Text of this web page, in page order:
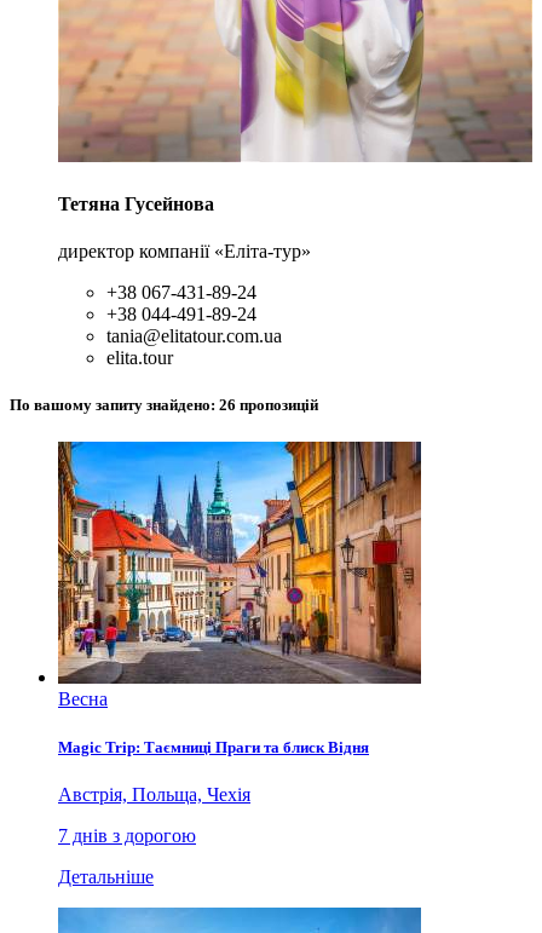
Тетяна Гусейнова
директор компанії «Еліта-тур»
+38 067-431-89-24
+38 044-491-89-24
tania@elitatour.com.ua
elita.tour
По вашому запиту знайдено: 26 пропозицій
Весна
Magic Trip: Таємниці Праги та блиск Відня
Австрія, Польща, Чехія
7 днів з дорогою
Детальніше